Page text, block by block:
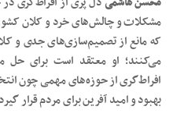
مشکلات و چالش‌های خرد و کلان کشور
که مانع از تصمیم‌سازی‌های جدی و
می‌کنند؛ او معتقد است برای حل
افراط‌گری از حوزه‌های مهمی چون
بهبود و امید آفرین برای مردم قرار